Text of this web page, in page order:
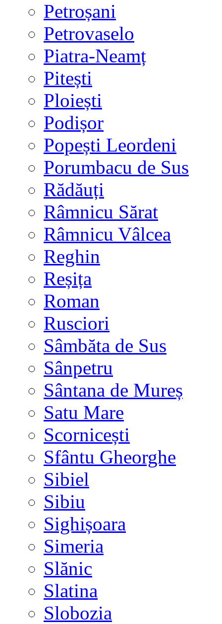
Petroșani
Petrovaselo
Piatra-Neamț
Pitești
Ploiești
Podișor
Popești Leordeni
Porumbacu de Sus
Rădăuți
Râmnicu Sărat
Râmnicu Vâlcea
Reghin
Reșița
Roman
Rusciori
Sâmbăta de Sus
Sânpetru
Sântana de Mureș
Satu Mare
Scornicești
Sfântu Gheorghe
Sibiel
Sibiu
Sighișoara
Simeria
Slănic
Slatina
Slobozia